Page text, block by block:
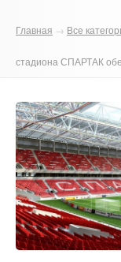
Главная → Все
стадиона СПАРТАК